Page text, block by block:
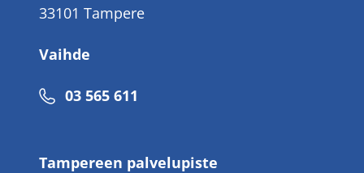
33101 Tampere
Vaihde
Puhelinnumero
03 565 611
Tampereen palvelupiste